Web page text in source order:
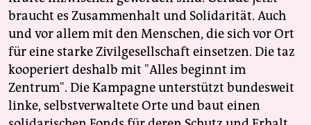
braucht es Zusammenhalt und Solidarität. Auch
und vor allem mit den Menschen, die sich vor Ort
für eine starke Zivilgesellschaft einsetzen. Die taz
kooperiert deshalb mit "Alles beginnt im
Zentrum". Die Kampagne unterstützt bundesweit
linke, selbstverwaltete Orte und baut einen